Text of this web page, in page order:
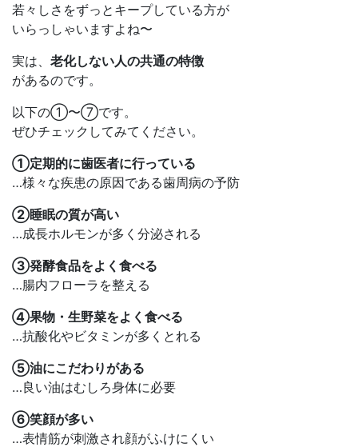
若々しさをずっとキープしている方が
いらっしゃいますよね〜
実は、 老化しない人の共通の特徴
があるのです。
以下の①〜⑦です。
ぜひチェックしてみてください。
①定期的に歯医者に行っている
…様々な疾患の原因である歯周病の予防
②睡眠の質が高い
…成長ホルモンが多く分泌される
③発酵食品をよく食べる
…腸内フローラを整える
④果物・生野菜をよく食べる
…抗酸化やビタミンが多くとれる
⑤油にこだわりがある
…良い油はむしろ身体に必要
⑥笑顔が多い
…表情筋が刺激され顔がふけにくい